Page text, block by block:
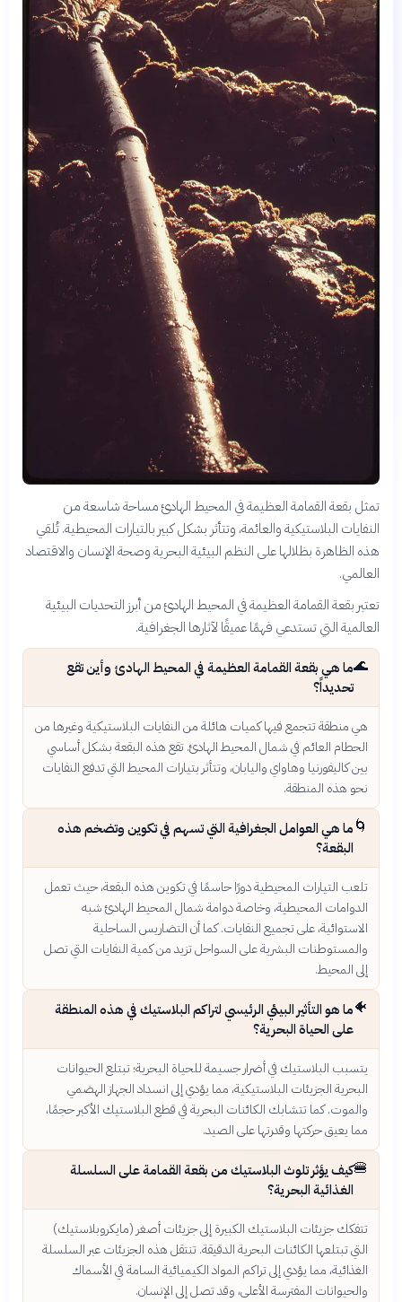
تمثل بقعة القمامة العظيمة في المحيط الهادئ مساحة شاسعة من
النفايات البلاستيكية والعائمة، وتتأثر بشكل كبير بالتيارات المحيطية. تُلقي
هذه الظاهرة بظلالها على النظم البيئية البحرية وصحة الإنسان والاقتصاد
العالمي.
تعتبر بقعة القمامة العظيمة في المحيط الهادئ من أبرز التحديات البيئية
العالمية التي تستدعي فهمًا عميقًا لآثارها الجغرافية.
🌊ما هي بقعة القمامة العظيمة في المحيط الهادئ وأين تقع
تحديداً؟
هي منطقة تتجمع فيها كميات هائلة من النفايات البلاستيكية وغيرها من
الحطام العائم في شمال المحيط الهادئ. تقع هذه البقعة بشكل أساسي
بين كاليفورنيا وهاواي واليابان، وتتأثر بتيارات المحيط التي تدفع النفايات
نحو هذه المنطقة.
🌀ما هي العوامل الجغرافية التي تسهم في تكوين وتضخم هذه
البقعة؟
تلعب التيارات المحيطية دورًا حاسمًا في تكوين هذه البقعة، حيث تعمل
الدوامات المحيطية، وخاصة دوامة شمال المحيط الهادئ شبه
الاستوائية، على تجميع النفايات. كما أن التضاريس الساحلية
والمستوطنات البشرية على السواحل تزيد من كمية النفايات التي تصل
إلى المحيط.
🐠ما هو التأثير البيئي الرئيسي لتراكم البلاستيك في هذه المنطقة
على الحياة البحرية؟
يتسبب البلاستيك في أضرار جسيمة للحياة البحرية؛ تبتلع الحيوانات
البحرية الجزيئات البلاستيكية، مما يؤدي إلى انسداد الجهاز الهضمي
والموت. كما تتشابك الكائنات البحرية في قطع البلاستيك الأكبر حجمًا،
مما يعيق حركتها وقدرتها على الصيد.
🍔كيف يؤثر تلوث البلاستيك من بقعة القمامة على السلسلة
الغذائية البحرية؟
تتفكك جزيئات البلاستيك الكبيرة إلى جزيئات أصغر (مايكروبلاستيك)
التي تبتلعها الكائنات البحرية الدقيقة. تنتقل هذه الجزيئات عبر السلسلة
الغذائية، مما يؤدي إلى تراكم المواد الكيميائية السامة في الأسماك
والحيوانات المفترسة الأعلى، وقد تصل إلى الإنسان.